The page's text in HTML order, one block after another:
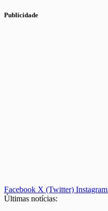
Publicidade
Facebook X (Twitter) Instagram
Últimas notícias: